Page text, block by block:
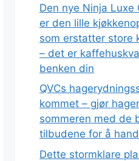
Den nye Ninja Luxe
er den lille
som erstatter store
– det er
benken din
QVCs
kommet – gjør
sommeren med de
tilbudene for å
Dette stormklare